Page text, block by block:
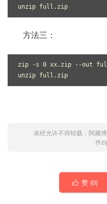
unzip full.zip
方法三：
zip -s 0 xx.zip --out
unzip full.zip
未经允许不得转载： 阿藏
件
 赞 (0)